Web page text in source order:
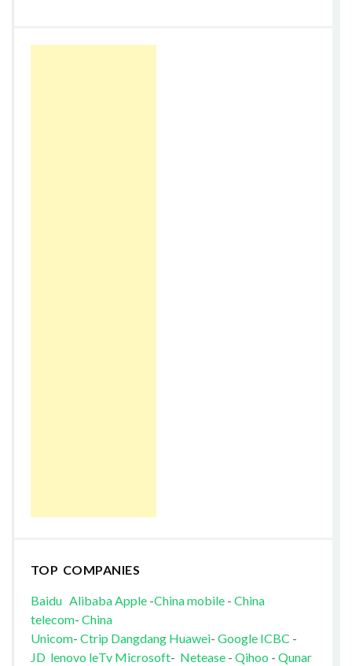
TOP COMPANIES
Baidu AlibabaApple-China mobile- China
telecom- China
Unicom- Ctrip Dangdang Huawei- Google ICBC -
JD lenovo leTv Microsoft- Netease- Qihoo - Qunar